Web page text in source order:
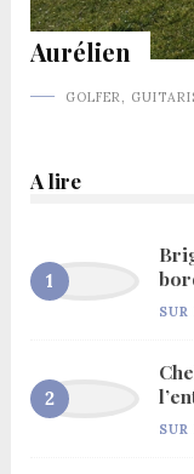
Aurélien
GOLFER,
A lire